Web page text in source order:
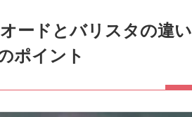
ードとバリスタの違い
ポイント